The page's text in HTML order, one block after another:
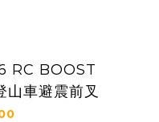
RC BOOST
車避震前叉